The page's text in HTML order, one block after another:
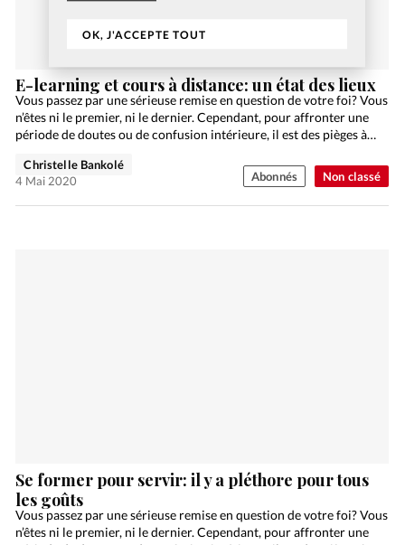
OK, J'ACCEPTE TOUT
Non classé
E-learning et cours à distance: un état des lieux
Vous passez par une sérieuse remise en question de votre foi? Vous
n’êtes ni le premier, ni le dernier. Cependant, pour affronter une
période de doutes ou de confusion intérieure, il est des pièges à…
Christelle Bankolé
4 Mai 2020
Abonnés
Se former pour servir: il y a pléthore pour tous
les goûts
Vous passez par une sérieuse remise en question de votre foi? Vous
n’êtes ni le premier, ni le dernier. Cependant, pour affronter une